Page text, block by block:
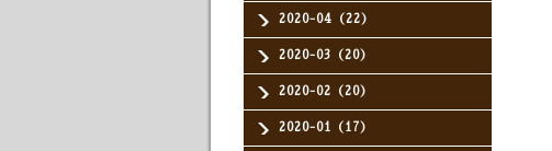
2020-04（22）
2020-03（20）
2020-02（20）
2020-01（17）